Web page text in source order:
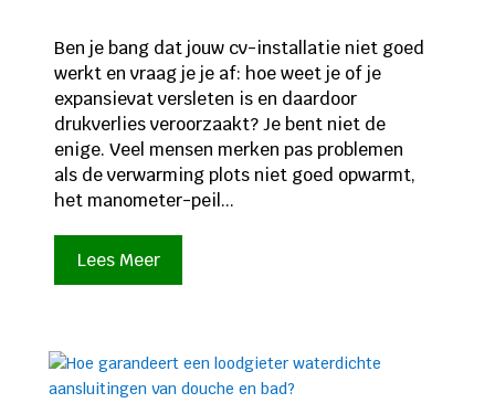
Ben je bang dat jouw cv-installatie niet goed
werkt en vraag je je af: hoe weet je of je
expansievat versleten is en daardoor
drukverlies veroorzaakt? Je bent niet de
enige. Veel mensen merken pas problemen
als de verwarming plots niet goed opwarmt,
het manometer-peil...
Lees Meer